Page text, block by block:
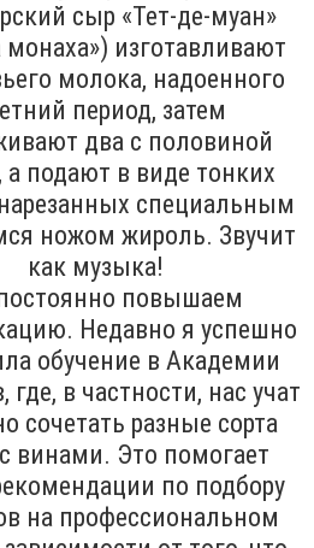
сыр «Тет-де-муан»
монаха») изготавливают
молока, надоенного
период, затем
два с половиной
а подают в виде тонких
специальным
ножом жироль. Звучит
как музыка!
повышаем
Недавно я успешно
обучение в Академии
где, в частности, нас учат
сочетать разные сорта
винами. Это помогает
по подбору
на профессиональном